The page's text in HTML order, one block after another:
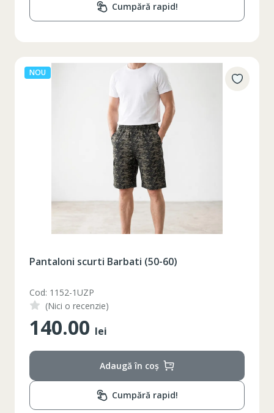
Cumpără rapid!
NOU
Pantaloni scurti Barbati (50-60)
Cod: 1152-1UZP
(Nici o recenzie)
140.00 lei
Adaugă în coș
Cumpără rapid!